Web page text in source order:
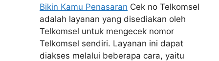
Bikin Kamu Penasaran Cek no Telkomsel
adalah layanan yang disediakan oleh
Telkomsel untuk mengecek nomor
Telkomsel sendiri. Layanan ini dapat
diakses melalui beberapa cara, yaitu